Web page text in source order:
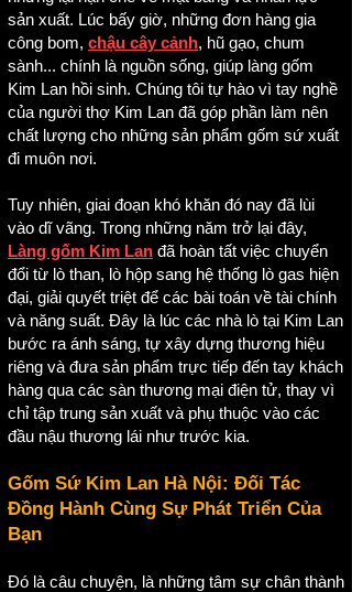
sản xuất. Lúc bấy giờ, những đơn hàng gia
công bom, chậu cây cảnh, hũ gạo, chum
sành... chính là nguồn sống, giúp làng gốm
Kim Lan hồi sinh. Chúng tôi tự hào vì tay nghề
của người thợ Kim Lan đã góp phần làm nên
chất lượng cho những sản phẩm gốm sứ xuất
đi muôn nơi.
Tuy nhiên, giai đoạn khó khăn đó nay đã lùi
vào dĩ vãng. Trong những năm trở lại đây,
Làng gốm Kim Lan đã hoàn tất việc chuyển
đổi từ lò than, lò hộp sang hệ thống lò gas hiện
đại, giải quyết triệt để các bài toán về tài chính
và năng suất. Đây là lúc các nhà lò tại Kim Lan
bước ra ánh sáng, tự xây dựng thương hiệu
riêng và đưa sản phẩm trực tiếp đến tay khách
hàng qua các sàn thương mại điện tử, thay vì
chỉ tập trung sản xuất và phụ thuộc vào các
đầu nậu thương lái như trước kia.
Gốm Sứ Kim Lan Hà Nội: Đối Tác
Đồng Hành Cùng Sự Phát Triển Của
Bạn
Đó là câu chuyện, là những tâm sự chân thành